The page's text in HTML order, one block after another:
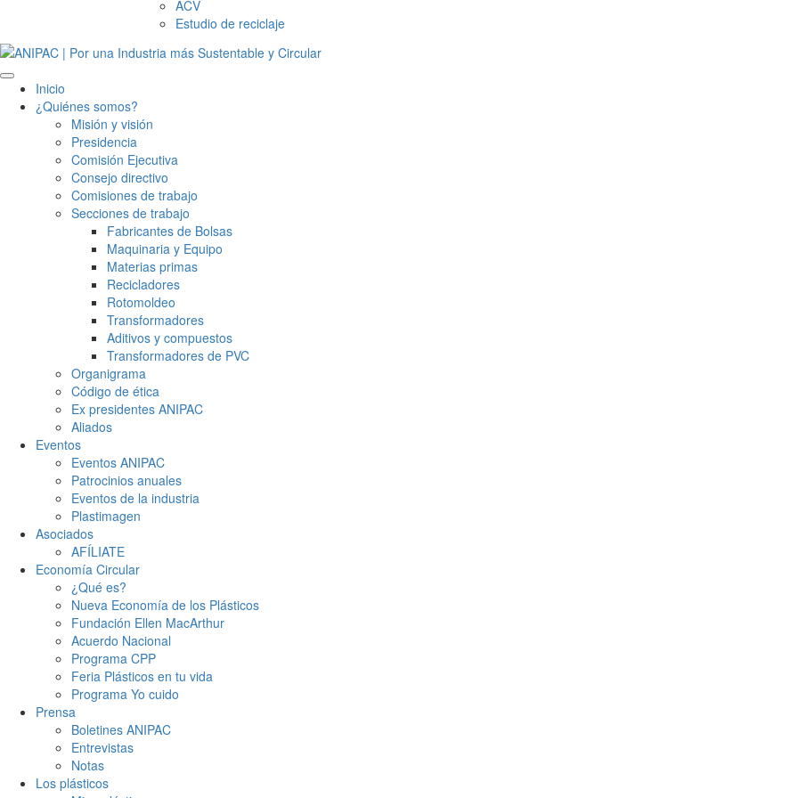
ACV
Estudio de reciclaje
Inicio
¿Quiénes somos?
Misión y visión
Presidencia
Comisión Ejecutiva
Consejo directivo
Comisiones de trabajo
Secciones de trabajo
Fabricantes de Bolsas
Maquinaria y Equipo
Materias primas
Recicladores
Rotomoldeo
Transformadores
Aditivos y compuestos
Transformadores de PVC
Organigrama
Código de ética
Ex presidentes ANIPAC
Aliados
Eventos
Eventos ANIPAC
Patrocinios anuales
Eventos de la industria
Plastimagen
Asociados
AFÍLIATE
Economía Circular
¿Qué es?
Nueva Economía de los Plásticos
Fundación Ellen MacArthur
Acuerdo Nacional
Programa CPP
Feria Plásticos en tu vida
Programa Yo cuido
Prensa
Boletines ANIPAC
Entrevistas
Notas
Los plásticos